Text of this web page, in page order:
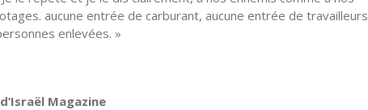
aucune entrée de carburant, aucune entrée de travailleurs
enlevées. »
Magazine